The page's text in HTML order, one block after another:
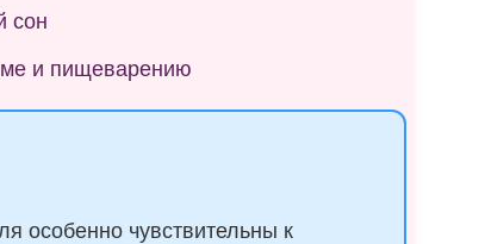
сон
и пищеварению
особенно чувствительны к